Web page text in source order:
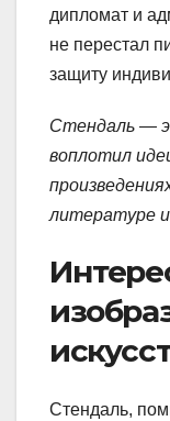
дипломат и
не перестал
защиту
Стендаль —
воплотил
литературе и
Стендаль,